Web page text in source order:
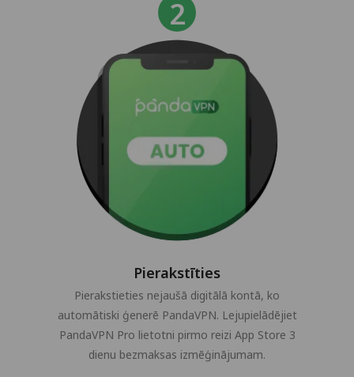
Pierakstīties
Pierakstieties nejaušā digitālā kontā, ko
automātiski ģenerē PandaVPN. Lejupielādējiet
PandaVPN Pro lietotni pirmo reizi App Store 3
dienu bezmaksas izmēģinājumam.